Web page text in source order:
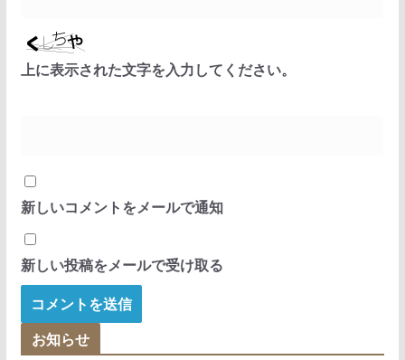
上に表示された文字を入力してください。
新しいコメントをメールで通知
新しい投稿をメールで受け取る
お知らせ